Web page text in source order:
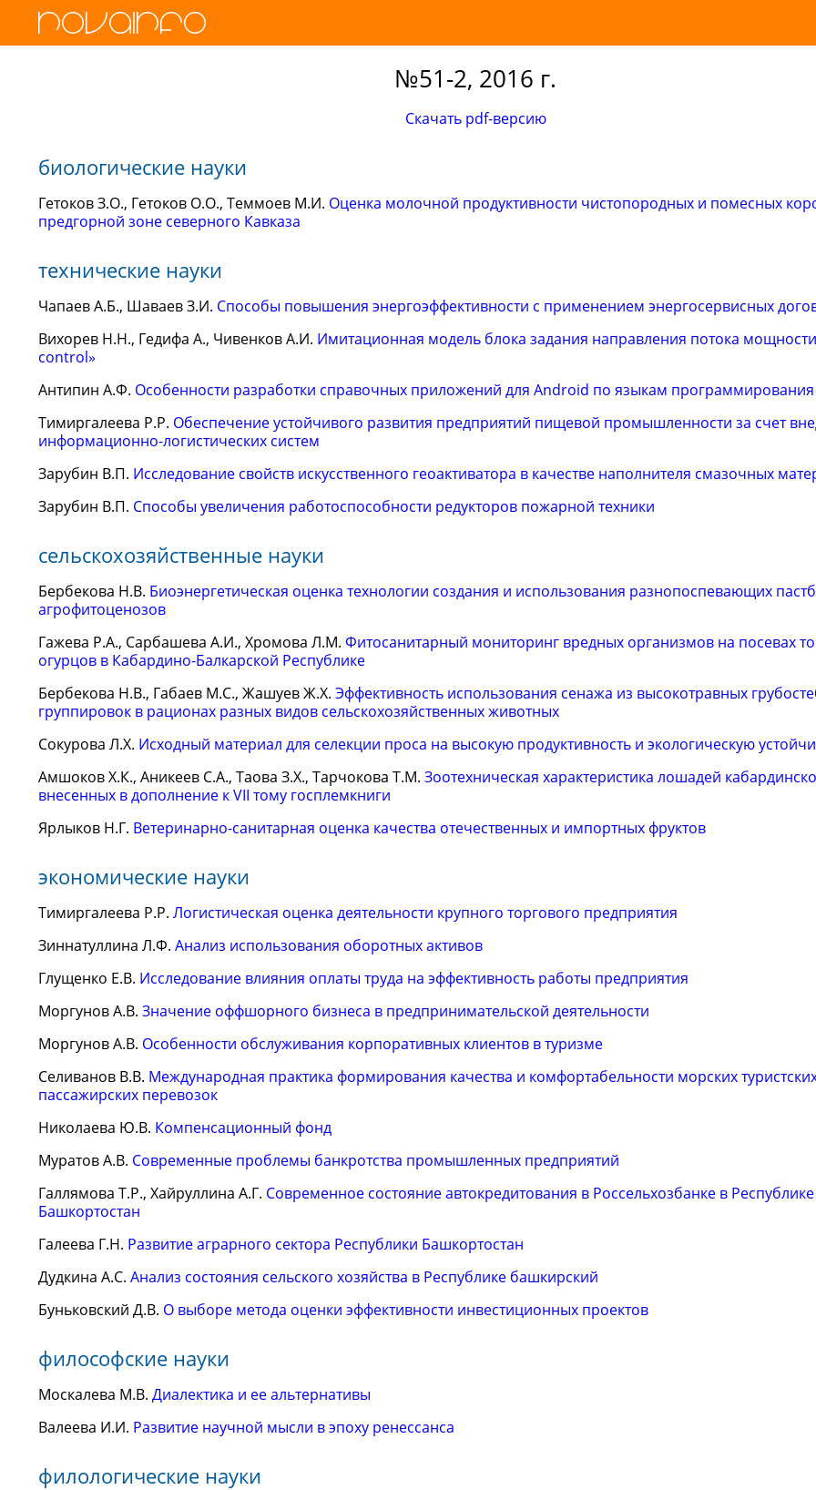
№51-2, 2016 г.
Скачать pdf-версию
биологические науки
Гетоков З.О., Гетоков О.О., Теммоев М.И. Оценка молочной продуктивности чистопородных и помесных
предгорной зоне северного Кавказа
технические науки
Чапаев А.Б., Шаваев З.И. Способы повышения энергоэффективности с применением энергосервисных
Вихорев Н.Н., Гедифа А., Чивенков А.И. Имитационная модель блока задания направления потока
control»
Антипин А.Ф. Особенности разработки справочных приложений для Android по языкам программирования
Тимиргалеева Р.Р. Обеспечение устойчивого развития предприятий пищевой промышленности за счет
информационно-логистических систем
Зарубин В.П. Исследование свойств искусственного геоактиватора в качестве наполнителя смазочных
Зарубин В.П. Способы увеличения работоспособности редукторов пожарной техники
сельскохозяйственные науки
Бербекова Н.В. Биоэнергетическая оценка технологии создания и использования разнопоспевающих
агрофитоценозов
Гажева Р.А., Сарбашева А.И., Хромова Л.М. Фитосанитарный мониторинг вредных организмов на посевах
огурцов в Кабардино-Балкарской Республике
Бербекова Н.В., Габаев М.С., Жашуев Ж.Х. Эффективность использования сенажа из высокотравных
группировок в рационах разных видов сельскохозяйственных животных
Сокурова Л.Х. Исходный материал для селекции проса на высокую продуктивность и экологическую
Амшоков Х.К., Аникеев С.А., Таова З.Х., Тарчокова Т.М. Зоотехническая характеристика лошадей
внесенных в дополнение к VII тому госплемкниги
Ярлыков Н.Г. Ветеринарно-санитарная оценка качества отечественных и импортных фруктов
экономические науки
Тимиргалеева Р.Р. Логистическая оценка деятельности крупного торгового предприятия
Зиннатуллина Л.Ф. Анализ использования оборотных активов
Глущенко Е.В. Исследование влияния оплаты труда на эффективность работы предприятия
Моргунов А.В. Значение оффшорного бизнеса в предпринимательской деятельности
Моргунов А.В. Особенности обслуживания корпоративных клиентов в туризме
Селиванов В.В. Международная практика формирования качества и комфортабельности морских
пассажирских перевозок
Николаева Ю.В. Компенсационный фонд
Муратов А.В. Современные проблемы банкротства промышленных предприятий
Галлямова Т.Р., Хайруллина А.Г. Современное состояние автокредитования в Россельхозбанке в Республике
Башкортостан
Галеева Г.Н. Развитие аграрного сектора Республики Башкортостан
Дудкина А.С. Анализ состояния сельского хозяйства в Республике башкирский
Буньковский Д.В. О выборе метода оценки эффективности инвестиционных проектов
философские науки
Москалева М.В. Диалектика и ее альтернативы
Валеева И.И. Развитие научной мысли в эпоху ренессанса
филологические науки